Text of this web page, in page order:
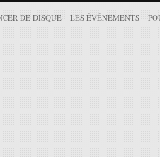
DE DISQUE LES ÉVÉNEMENTS